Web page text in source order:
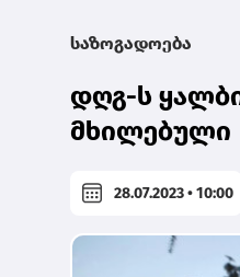
საზოგადოება
დღგ-ს
მხილებული
28.07.2023 • 10:00